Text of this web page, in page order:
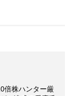
倍株ハンター厳